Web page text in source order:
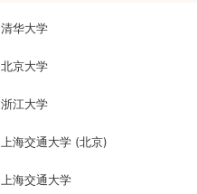
清华大学
北京大学
浙江大学
上海交通大学 (北京)
上海交通大学